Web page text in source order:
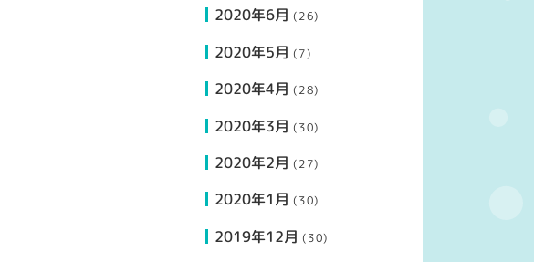
2020年6月 (26)
2020年5月 (7)
2020年4月 (28)
2020年3月 (30)
2020年2月 (27)
2020年1月 (30)
2019年12月 (30)